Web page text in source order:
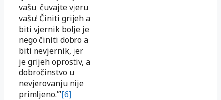
vašu, čuvajte vjeru
vašu! Činiti grijeh a
biti vjernik bolje je
nego činiti dobro a
biti nevjernik, jer
je grijeh oprostiv, a
dobročinstvo u
nevjerovanju nije
primljeno.’”[6]